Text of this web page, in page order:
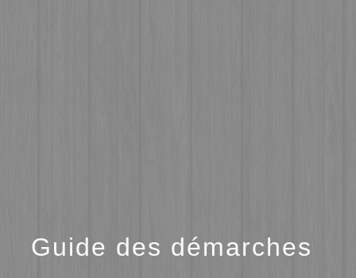
Guide des démarches